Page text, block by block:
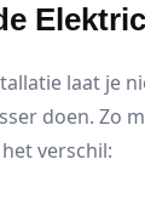
laat je
doen. Zo
het verschil: